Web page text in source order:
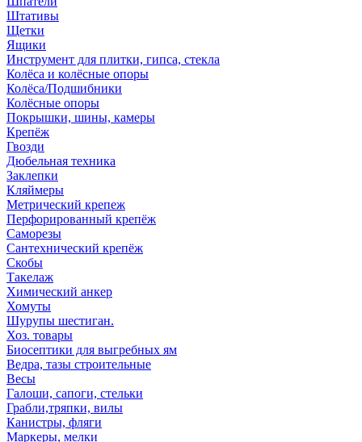
Штативы
Щетки
Ящики
Инструмент для плитки, гипса, стекла
Колёса и колёсные опоры
Колёса/Подшибники
Колёсные опоры
Покрышки, шины, камеры
Крепёж
Гвозди
Дюбельная техника
Заклепки
Кляймеры
Метрический крепеж
Перфорированный крепёж
Саморезы
Сантехнический крепёж
Скобы
Такелаж
Химический анкер
Хомуты
Шурупы шестиган.
Хоз. товары
Биосептики для выгребных ям
Ведра, тазы строительные
Весы
Галоши, сапоги, стельки
Грабли,тряпки, вилы
Канистры, фляги
Маркеры, мелки